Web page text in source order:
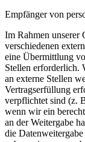
Empfänger von
Im Rahmen unserer
verschiedenen
eine Übermittlung
Stellen erforderlich.
an externe Stellen
Vertragserfüllung
verpflichtet sind (z.
wenn wir ein
an der Weitergabe
die